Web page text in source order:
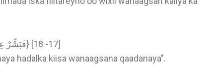
-{فَبَشِّرْ عِبَادِي الَّذِينَ يَسْتَمِعُونَ الْقَوْلَ فَيَتَّبِعُونَ أَحْسَنَهُ} [17- 18]
hadalka kiisa wanaagsana qaadanaya".